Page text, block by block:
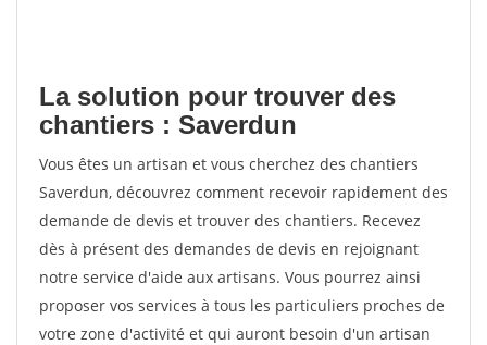
La solution pour trouver des
chantiers : Saverdun
Vous êtes un artisan et vous cherchez des chantiers
Saverdun, découvrez comment recevoir rapidement des
demande de devis et trouver des chantiers. Recevez
dès à présent des demandes de devis en rejoignant
notre service d'aide aux artisans. Vous pourrez ainsi
proposer vos services à tous les particuliers proches de
votre zone d'activité et qui auront besoin d'un artisan